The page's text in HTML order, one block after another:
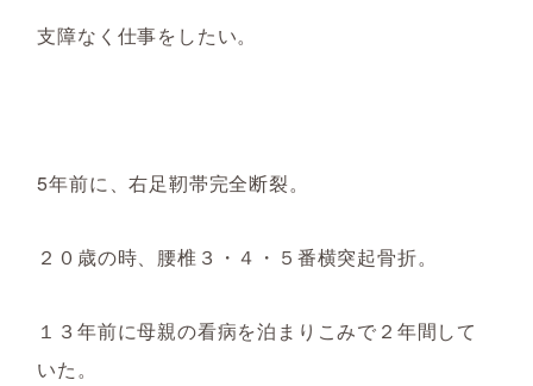
支障なく仕事をしたい。
5年前に、右足靭帯完全断裂。
２０歳の時、腰椎３・４・５番横突起骨折。
１３年前に母親の看病を泊まりこみで２年間して
いた。